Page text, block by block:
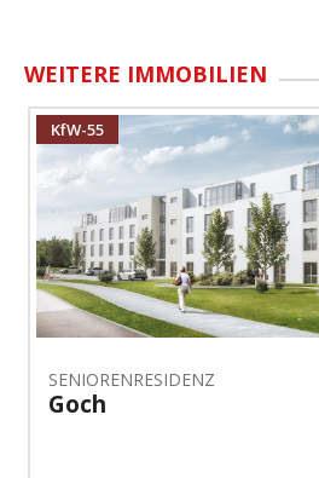
WEITERE IMMOBILIEN
KfW-55
SENIORENRESIDENZ
Goch